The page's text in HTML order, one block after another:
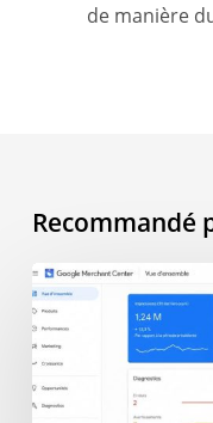
de manière
Recommandé
AI
Overview
et
e-
commerce